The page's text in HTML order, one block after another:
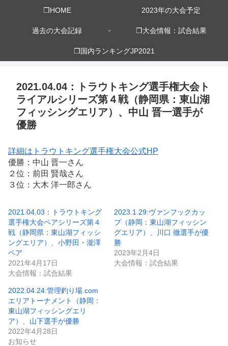
❒HOME 2023年の大会予定
過去の大会記録 ❒大会情報：試合結果
❒国内ランキングJP2021
2021.04.04：トラウトキング選手権大会ト
ライアルシリーズ第４戦（静岡県：東山湖
フィッシングエリア）、中山 晋一選手が
優勝
詳細はトラウトキング選手権大会公式HP
優勝：中山 晋一さん
２位：前田 賢哉さん
３位：大木 洋一郎さん
2021.04.03：トラウトキング
選手権大会ペアシリーズ第４
戦（静岡県：東山湖フィッシ
ングエリア）、小野田・瀧澤
ペア
2021年4月17日
大会情報：試合結果
2023.1.29:ヴァンフックカッ
プ（静岡：東山湖フィッシン
グエリア）、川口 徹選手が優
勝
2023年2月4日
大会情報：試合結果
2022.04.24:管理釣り場.com
エリアトーナメント（静岡：
東山湖フィッシングエリ
ア）、山下選手が優勝
2022年4月28日
お知らせ